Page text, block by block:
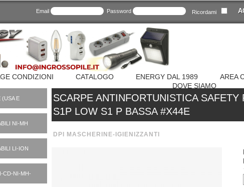
Email Password Ricordami
CONDIZIONI CATALOGO ENERGY DAL 1989 AREA
DOVE SIAMO
(USA E
NI-MH
LI-ION
CD-NI-MH-
BANK
SCARPE ANTINFORTUNISTICA SAFETY
S1P LOW S1 P BASSA #X44E
DPI MASCHERINE-IGIENIZZANTI